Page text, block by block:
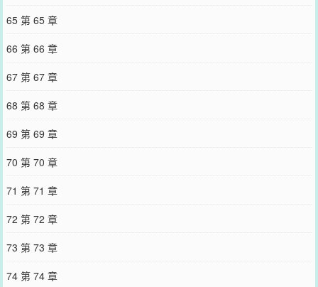
65 第 65 章
66 第 66 章
67 第 67 章
68 第 68 章
69 第 69 章
70 第 70 章
71 第 71 章
72 第 72 章
73 第 73 章
74 第 74 章